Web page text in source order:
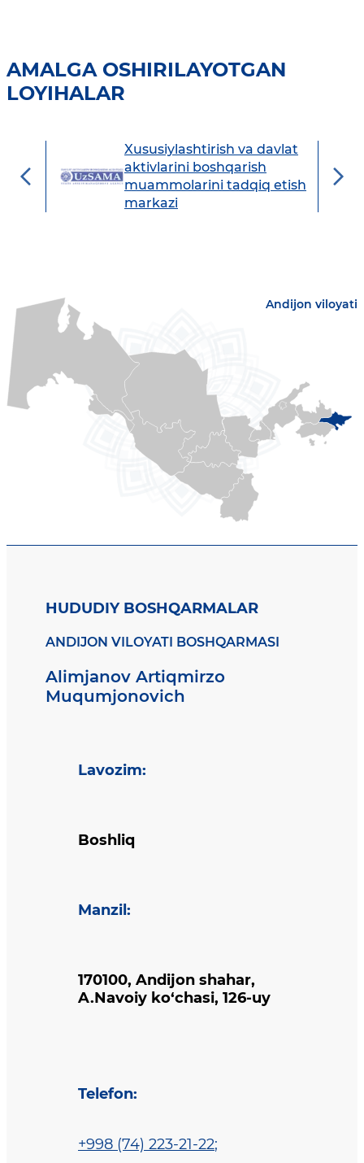
AMALGA OSHIRILAYOTGAN
LOYIHALAR
Xususiylashtirish va davlat
aktivlarini boshqarish
muammolarini tadqiq etish
markazi
Andijon viloyati
HUDUDIY BOSHQARMALAR
ANDIJON VILOYATI BOSHQARMASI
Alimjanov Artiqmirzo
Muqumjonovich
Lavozim:
Boshliq
Manzil :
170100, Andijon shahar,
A.Navoiy ko‘chasi, 126-uy
Telefon:
+998 (74) 223-21-22;